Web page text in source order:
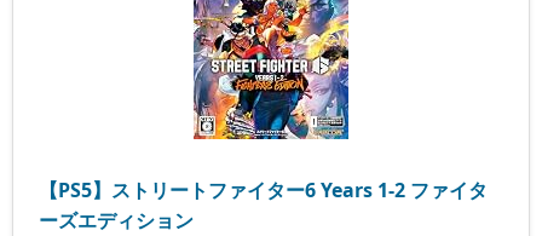
【PS5】ストリートファイター6 Years 1-2 ファイタ
ーズエディション